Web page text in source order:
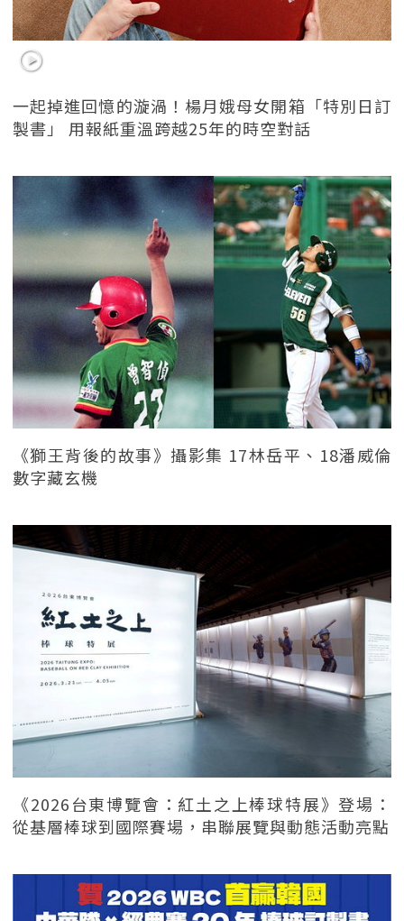
一起掉進回憶的漩渦！楊月娥母女開箱「特別日訂
製書」 用報紙重溫跨越25年的時空對話
《獅王背後的故事》攝影集 17林岳平、18潘威倫
數字藏玄機
《2026台東博覽會：紅土之上棒球特展》登場：
從基層棒球到國際賽場，串聯展覽與動態活動亮點